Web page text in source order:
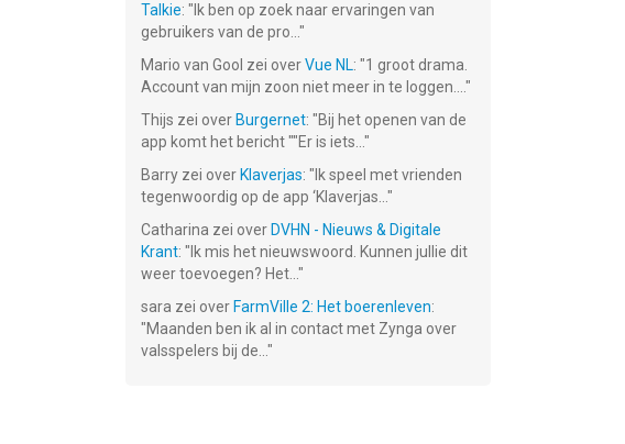
Talkie: " Ik ben op zoek naar ervaringen van
gebruikers van de pro... "
Mario van Gool zei overVue NL: "1 groot drama.
Account van mijn zoon niet meer in te loggen.... "
Thijs zei over Burgernet: "Bij het openen van de
app komt het bericht ""Er is iets... "
Barry zei over Klaverjas: " Ik speel met vrienden
tegenwoordig op de app ‘Klaverjas... "
Catharina zei over DVHN - Nieuws & Digitale
Krant: " Ik mis het nieuwswoord. Kunnen jullie dit
weer toevoegen? Het... "
sara zei over FarmVille 2: Het boerenleven:
"Maanden ben ik al in contact met Zynga over
valsspelers bij de... "